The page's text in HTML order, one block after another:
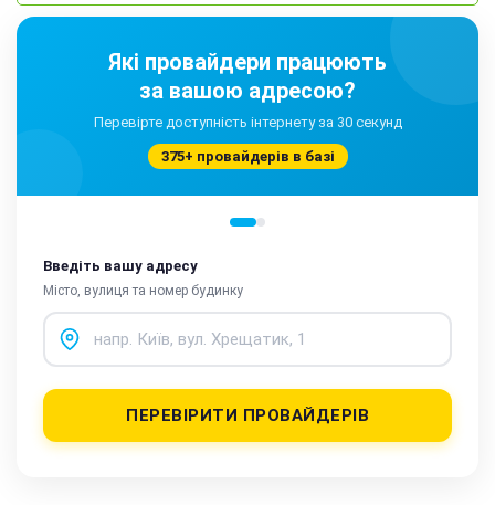
Які провайдери працюють
за вашою адресою?
Перевірте доступність інтернету за 30 секунд
375+ провайдерів в базі
Введіть вашу адресу
Місто, вулиця та номер будинку
ПЕРЕВІРИТИ ПРОВАЙДЕРІВ